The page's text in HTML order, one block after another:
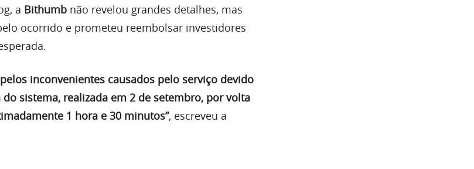
a Bithumb não revelou grandes detalhes, mas
ocorrido e prometeu reembolsar investidores
inconvenientes causados pelo serviço devido
sistema, realizada em 2 de setembro, por volta
1 hora e 30 minutos”, escreveu a